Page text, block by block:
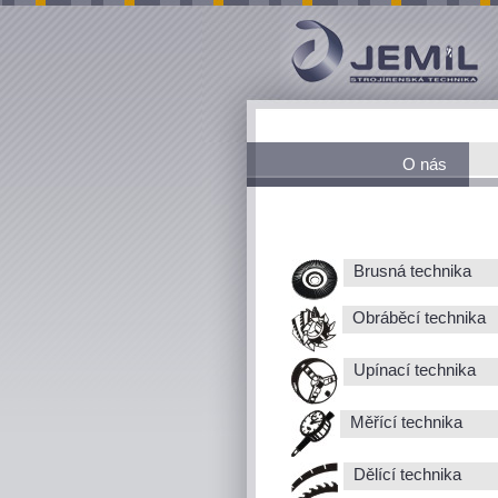
O nás
Brusná technika
Obráběcí technika
Upínací technika
Měřící technika
Dělící technika